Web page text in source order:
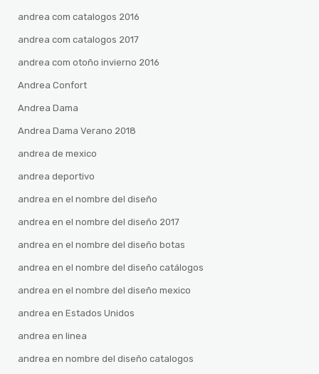
andrea com catalogos 2016
andrea com catalogos 2017
andrea com otoño invierno 2016
Andrea Confort
Andrea Dama
Andrea Dama Verano 2018
andrea de mexico
andrea deportivo
andrea en el nombre del diseño
andrea en el nombre del diseño 2017
andrea en el nombre del diseño botas
andrea en el nombre del diseño catálogos
andrea en el nombre del diseño mexico
andrea en Estados Unidos
andrea en linea
andrea en nombre del diseño catalogos